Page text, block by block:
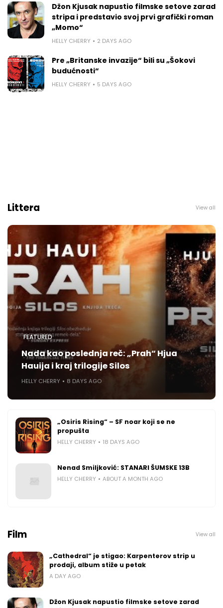
Džon Kjusak napustio filmske setove zarad
stripa i predstavio svoj prvi grafički roman
„Momo“
HELLY CHERRY 2 DAYS AGO
Pre „Britanske invazije“ bili su „Šokovi
budućnosti“
HELLY CHERRY 5 DAYS AGO
Littera View all
FEATURED
Nada kao poslednja reč: „Prah“ Hjua
Hauija i kraj trilogije Silos
HELLY CHERRY 8 DAYS AGO
„Osiris Rising“ – SF noar koji se ne
propušta
HELLY CHERRY 18 DAYS AGO
Nenad Smiljković: STANARI ŠUMSKE 13B
HELLY CHERRY ABOUT A MONTH AGO
Film View all
„Cathedral“ je stigao: Karpenterov strip u
prodaji, album stiže u petak
A DAY AGO
Džon Kjusak napustio filmske setove zarad